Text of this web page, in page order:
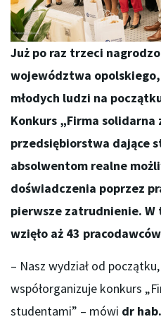
Już po raz trzeci
województwa
młodych ludzi na
Konkurs „Firma
przedsiębiorstwa dające
absolwentom realne
doświadczenia poprzez
pierwsze zatrudnienie.
wzięło aż 43
– Nasz wydział od
współorganizuje konkurs
studentami” – mówi dr